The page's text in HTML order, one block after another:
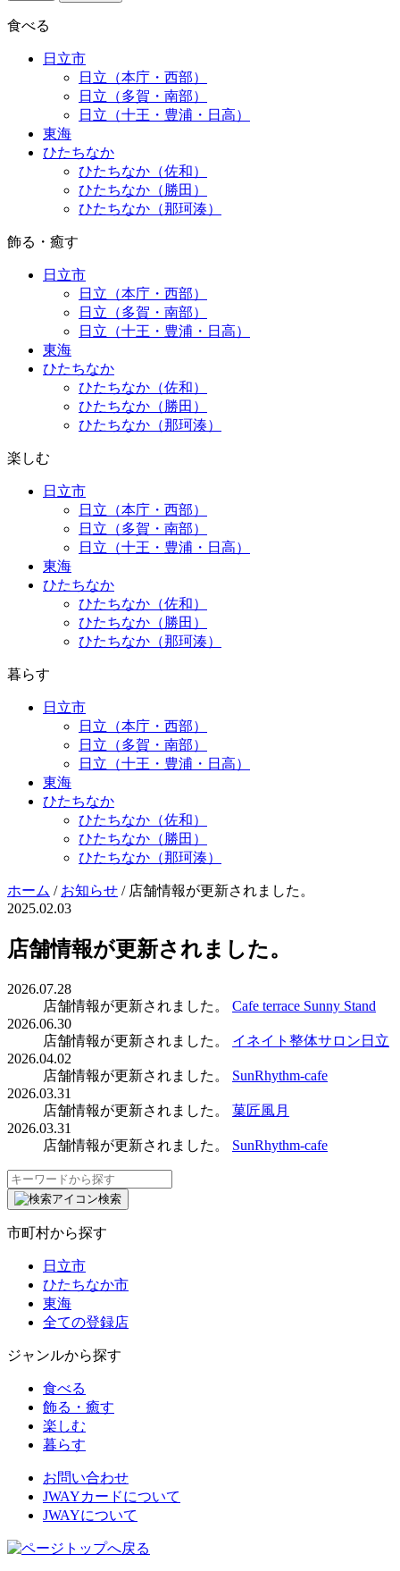
食べる
日立市
日立（本庁・西部）
日立（多賀・南部）
日立（十王・豊浦・日高）
東海
ひたちなか
ひたちなか（佐和）
ひたちなか（勝田）
ひたちなか（那珂湊）
飾る・癒す
日立市
日立（本庁・西部）
日立（多賀・南部）
日立（十王・豊浦・日高）
東海
ひたちなか
ひたちなか（佐和）
ひたちなか（勝田）
ひたちなか（那珂湊）
楽しむ
日立市
日立（本庁・西部）
日立（多賀・南部）
日立（十王・豊浦・日高）
東海
ひたちなか
ひたちなか（佐和）
ひたちなか（勝田）
ひたちなか（那珂湊）
暮らす
日立市
日立（本庁・西部）
日立（多賀・南部）
日立（十王・豊浦・日高）
東海
ひたちなか
ひたちなか（佐和）
ひたちなか（勝田）
ひたちなか（那珂湊）
ホーム / お知らせ / 店舗情報が更新されました。
2025.02.03
店舗情報が更新されました。
2026.07.28
店舗情報が更新されました。
Cafe terrace Sunny Stand
2026.06.30
店舗情報が更新されました。
イネイト整体サロン日立
2026.04.02
店舗情報が更新されました。
SunRhythm-cafe
2026.03.31
店舗情報が更新されました。
菓匠風月
2026.03.31
店舗情報が更新されました。
SunRhythm-cafe
検
索:
検索
市町村から探す
日立市
ひたちなか市
東海
全ての登録店
ジャンルから探す
食べる
飾る・癒す
楽しむ
暮らす
お問い合わせ
JWAYカードについて
JWAYについて